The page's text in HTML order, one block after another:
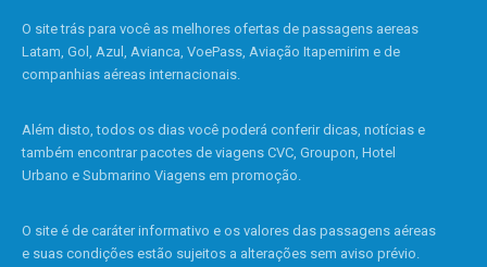
O site trás para você as melhores ofertas de passagens aereas
Latam, Gol, Azul, Avianca, VoePass, Aviação Itapemirim e de
companhias aéreas internacionais.
Além disto, todos os dias você poderá conferir dicas, notícias e
também encontrar pacotes de viagens CVC, Groupon, Hotel
Urbano e Submarino Viagens em promoção.
O site é de caráter informativo e os valores das passagens aéreas
e suas condições estão sujeitos a alterações sem aviso prévio.